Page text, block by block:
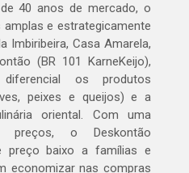
40 anos de mercado, o
e estrategicamente
Imbiribeira, Casa Amarela,
(BR 101 KarneKeijo),
os produtos
peixes e queijos) e a
oriental. Com uma
preços, o Deskontão
preço baixo a famílias e
economizar nas compras